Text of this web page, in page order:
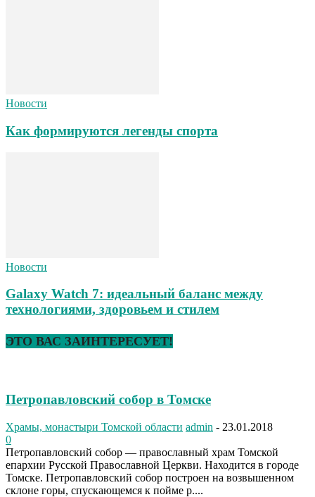
Новости
Как формируются легенды спорта
Новости
Galaxy Watch 7: идеальный баланс между
технологиями, здоровьем и стилем
ЭТО ВАС ЗАИНТЕРЕСУЕТ!
Петропавловский собор в Томске
Храмы, монастыри Томской области admin - 23.01.2018
0
Петропавловский собор — православный храм Томской
епархии Русской Православной Церкви. Находится в городе
Томске. Петропавловский собор построен на возвышенном
склоне горы, спускающемся к пойме р....